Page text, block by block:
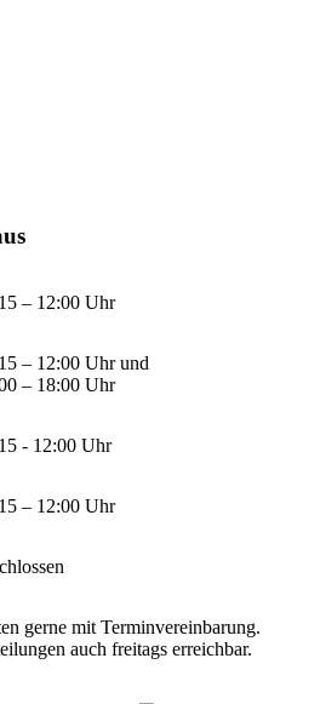
– 12:00 Uhr
– 12:00 Uhr und
– 18:00 Uhr
- 12:00 Uhr
– 12:00 Uhr
gerne mit Terminvereinbarung.
auch freitags erreichbar.